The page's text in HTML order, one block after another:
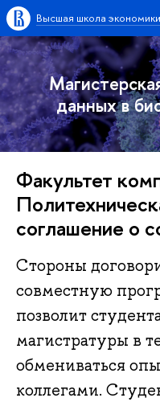
Высшая школа экономики
данных в
Факультет
соглашение о
Стороны
совместную
позволит
магистратуры в
обмениваться
коллегами.